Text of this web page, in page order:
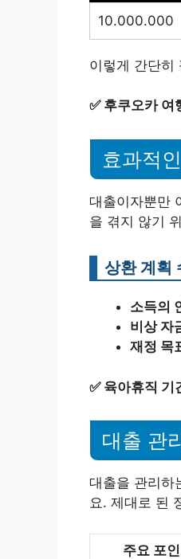
10.000.000
이렇게 간단히
✅ 후쿠오카 여
효과적
대출이자뿐만
을 겪지 않기
상환 계획
소득의
비상 자
재정 목
✅ 육아휴직 기
대출 관
대출을 관리하
요. 제대로 된
주요 포